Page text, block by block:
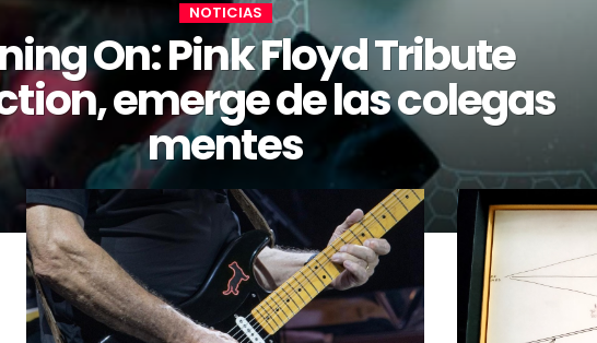
NOTICIAS
On: Pink Floyd Tribute
emerge de las colegas
mentes